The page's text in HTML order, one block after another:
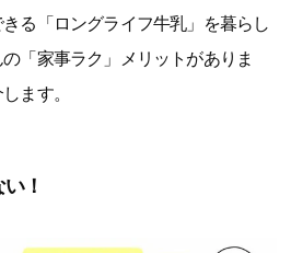
る「ロングライフ牛乳」を暮らし
「家事ラク」メリットがありま
ます。
！